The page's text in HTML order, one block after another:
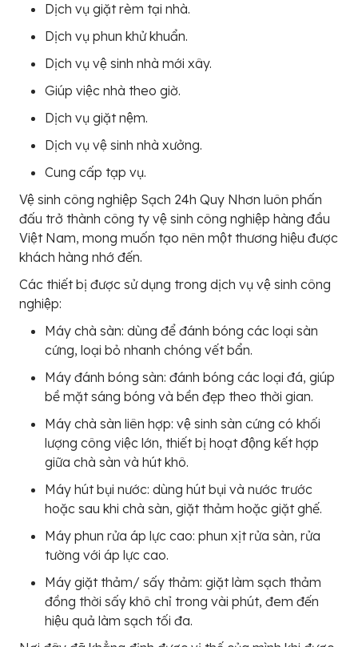
Dịch vụ giặt rèm tại nhà.
Dịch vụ phun khử khuẩn.
Dịch vụ vệ sinh nhà mới xây.
Giúp việc nhà theo giờ.
Dịch vụ giặt nệm.
Dịch vụ vệ sinh nhà xưởng.
Cung cấp tạp vụ.
Vệ sinh công nghiệp Sạch 24h Quy Nhơn luôn phấn
đấu trở thành công ty vệ sinh công nghiệp hàng đầu
Việt Nam, mong muốn tạo nên một thương hiệu được
khách hàng nhớ đến.
Các thiết bị được sử dụng trong dịch vụ vệ sinh công
nghiệp:
Máy chà sàn: dùng để đánh bóng các loại sàn
cứng, loại bỏ nhanh chóng vết bẩn.
Máy đánh bóng sàn: đánh bóng các loại đá, giúp
bề mặt sáng bóng và bền đẹp theo thời gian.
Máy chà sàn liên hợp: vệ sinh sàn cứng có khối
lượng công việc lớn, thiết bị hoạt động kết hợp
giữa chà sàn và hút khô.
Máy hút bụi nước: dùng hút bụi và nước trước
hoặc sau khi chà sàn, giặt thảm hoặc giặt ghế.
Máy phun rửa áp lực cao: phun xịt rửa sàn, rửa
tường với áp lực cao.
Máy giặt thảm/ sấy thảm: giặt làm sạch thảm
đồng thời sấy khô chỉ trong vài phút, đem đến
hiệu quả làm sạch tối đa.